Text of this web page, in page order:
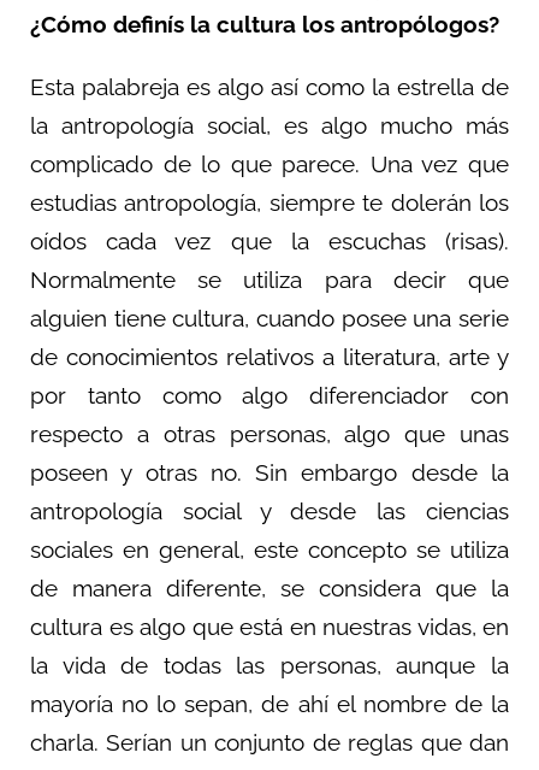
¿Cómo definís la cultura los antropólogos?
Esta palabreja es algo así como la estrella de
la antropología social, es algo mucho más
complicado de lo que parece. Una vez que
estudias antropología, siempre te dolerán los
oídos cada vez que la escuchas (risas).
Normalmente se utiliza para decir que
alguien tiene cultura, cuando posee una serie
de conocimientos relativos a literatura, arte y
por tanto como algo diferenciador con
respecto a otras personas, algo que unas
poseen y otras no. Sin embargo desde la
antropología social y desde las ciencias
sociales en general, este concepto se utiliza
de manera diferente, se considera que la
cultura es algo que está en nuestras vidas, en
la vida de todas las personas, aunque la
mayoría no lo sepan, de ahí el nombre de la
charla. Serían un conjunto de reglas que dan